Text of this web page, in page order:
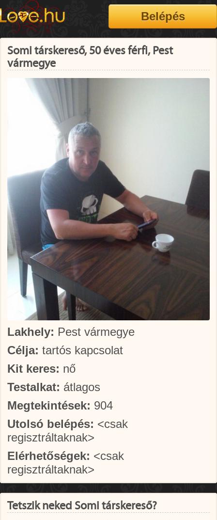
Somi társkereső, 50 éves férfi, Pest
vármegye
Lakhely: Pest vármegye
Célja: tartós kapcsolat
Kit keres: nő
Testalkat: átlagos
Megtekintések: 904
Utolsó belépés: <csak
regisztráltaknak>
Elérhetőségek: <csak
regisztráltaknak>
Tetszik neked Somi társkereső?